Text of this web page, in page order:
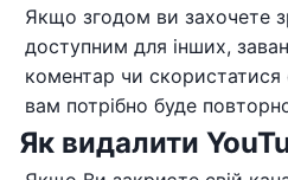
Якщо згодом ви захочете
доступним для інших,
коментар чи скористатися
вам потрібно буде
Як видалити